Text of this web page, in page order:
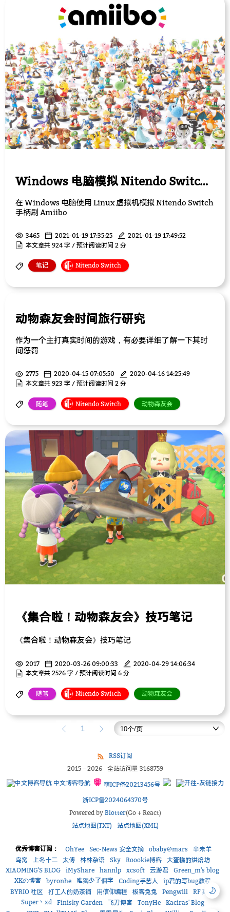
Windows 电脑模拟 Nitendo Switch Amiibo
在 Windows 电脑使用 Linux 虚拟机模拟 Nitendo Switch
手柄刷 Amiibo
3465 2021-01-19 17:35:25
2021-01-19 17:49:52
本文章共 924 字 / 预计阅读时间 2 分
笔记 Nitendo Switch
动物森友会时间旅行研究
作为一个主打真实时间的游戏，有必要详细了解一下其时
间惩罚
2775 2020-04-15 07:05:50
2020-04-16 14:25:49
本文章共 923 字 / 预计阅读时间 2 分
随笔 Nitendo Switch 动物森友会
《集合啦！动物森友会》技巧笔记
《集合啦！动物森友会》技巧笔记
2017 2020-03-26 09:00:33
2020-04-29 14:06:34
本文章共 2526 字 / 预计阅读时间 6 分
随笔 Nitendo Switch 动物森友会
1
RSS订阅
2015– 2026 全站访问量 3168759
中文博客导航
萌ICP备20213456号
浙ICP备2024064370号
Powered by Blotter(Go + React)
站点地图(TXT)
站点地图(XML)
优秀博客订阅： OhYee Sec-News 安全文摘 obaby@mars
辛未羊
鸟窝
上冬十二 太傅 林林杂语 Sky Roookie博客
大蛋糕的烘焙坊
XIAOMING'S BLOG
iMyShare hannlp xcsoft 云游君
Green_m's blog
XKの博客
byronhe 唯獨少了個字 Coding手艺人
ip君的写bug教程
BYRIO 社区
打工人的奶茶铺 用信仰编程 极客兔兔 Pengwill
RF 菜鸟
Super丶xd
Finisky Garden 飞刀博客 TonyHe
Kaciras' Blog